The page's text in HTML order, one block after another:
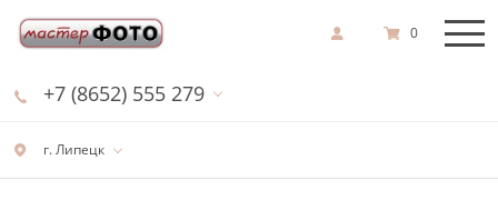
г. Липецк
+7 (8652) 555 279
0